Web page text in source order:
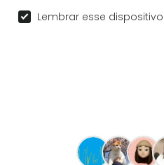
Lembrar esse dispositivo